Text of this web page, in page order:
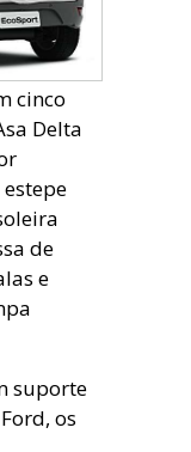
cinco
Delta
de
e
suporte
os